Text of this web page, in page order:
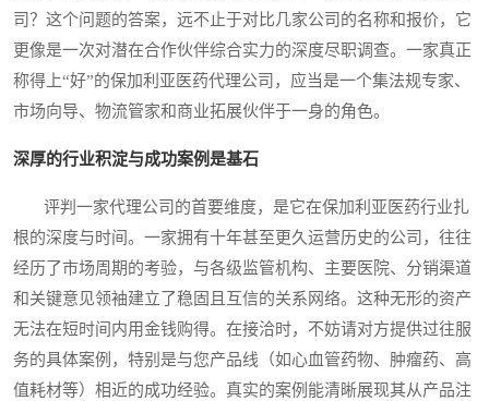
司？这个问题的答案，远不止于对比几家公司的名称和报价，它
更像是一次对潜在合作伙伴综合实力的深度尽职调查。一家真正
称得上“好”的保加利亚医药代理公司，应当是一个集法规专家、
市场向导、物流管家和商业拓展伙伴于一身的角色。
深厚的行业积淀与成功案例是基石
评判一家代理公司的首要维度，是它在保加利亚医药行业扎
根的深度与时间。一家拥有十年甚至更久运营历史的公司，往往
经历了市场周期的考验，与各级监管机构、主要医院、分销渠道
和关键意见领袖建立了稳固且互信的关系网络。这种无形的资产
无法在短时间内用金钱购得。在接洽时，不妨请对方提供过往服
务的具体案例，特别是与您产品线（如心血管药物、肿瘤药、高
值耗材等）相近的成功经验。真实的案例能清晰展现其从产品注